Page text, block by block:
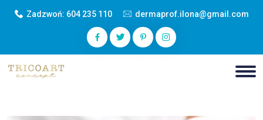
Zadzwoń: 604 235 110 dermaprof.ilona@gmail.com